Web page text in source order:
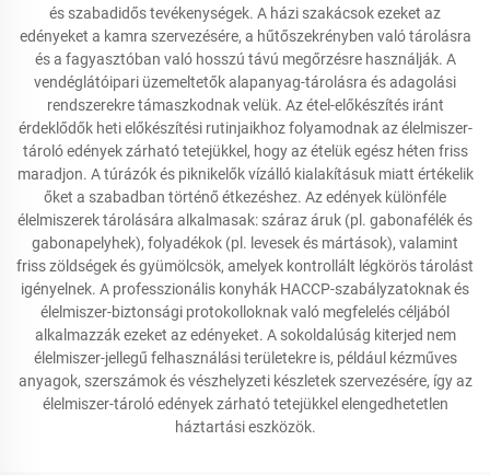
és szabadidős tevékenységek. A házi szakácsok ezeket az
edényeket a kamra szervezésére, a hűtőszekrényben való tárolásra
és a fagyasztóban való hosszú távú megőrzésre használják. A
vendéglátóipari üzemeltetők alapanyag-tárolásra és adagolási
rendszerekre támaszkodnak velük. Az étel-előkészítés iránt
érdeklődők heti előkészítési rutinjaikhoz folyamodnak az élelmiszer-
tároló edények zárható tetejükkel, hogy az ételük egész héten friss
maradjon. A túrázók és piknikelők vízálló kialakításuk miatt értékelik
őket a szabadban történő étkezéshez. Az edények különféle
élelmiszerek tárolására alkalmasak: száraz áruk (pl. gabonafélék és
gabonapelyhek), folyadékok (pl. levesek és mártások), valamint
friss zöldségek és gyümölcsök, amelyek kontrollált légkörös tárolást
igényelnek. A professzionális konyhák HACCP-szabályzatoknak és
élelmiszer-biztonsági protokolloknak való megfelelés céljából
alkalmazzák ezeket az edényeket. A sokoldalúság kiterjed nem
élelmiszer-jellegű felhasználási területekre is, például kézműves
anyagok, szerszámok és vészhelyzeti készletek szervezésére, így az
élelmiszer-tároló edények zárható tetejükkel elengedhetetlen
háztartási eszközök.